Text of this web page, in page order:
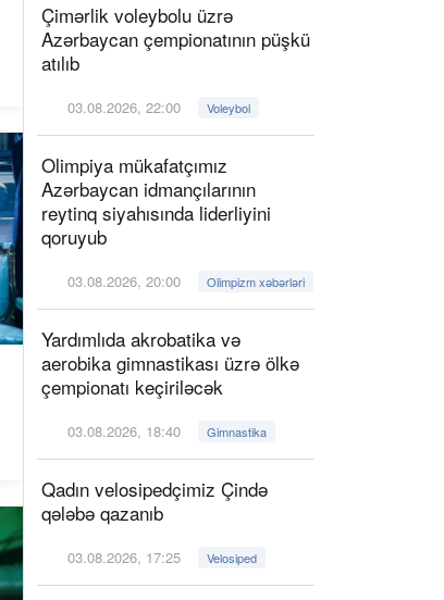
Çimərlik voleybolu üzrə
Azərbaycan çempionatının püşkü
atılıb
03.08.2026, 22:00 Voleybol
Olimpiya mükafatçımız
Azərbaycan idmançılarının
reytinq siyahısında liderliyini
qoruyub
03.08.2026, 20:00 Olimpizm xəbərləri
Yardımlıda akrobatika və
aerobika gimnastikası üzrə ölkə
çempionatı keçiriləcək
03.08.2026, 18:40 Gimnastika
Qadın velosipedçimiz Çində
qələbə qazanıb
03.08.2026, 17:25 Velosiped